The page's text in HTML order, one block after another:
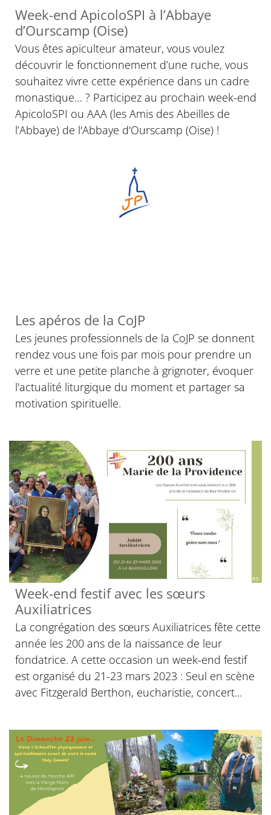
Week-end ApicoloSPI à l’Abbaye
d’Ourscamp (Oise)
Vous êtes apiculteur amateur, vous voulez
découvrir le fonctionnement d’une ruche, vous
souhaitez vivre cette expérience dans un cadre
monastique… ? Participez au prochain week-end
ApicoloSPI ou AAA (les Amis des Abeilles de
l’Abbaye) de l'Abbaye d'Ourscamp (Oise) !
Les apéros de la CoJP
Les jeunes professionnels de la CoJP se donnent
rendez vous une fois par mois pour prendre un
verre et une petite planche à grignoter, évoquer
l'actualité liturgique du moment et partager sa
motivation spirituelle.
© Sœurs Auxiliatrices
Week-end festif avec les sœurs
Auxiliatrices
La congrégation des sœurs Auxiliatrices fête cette
année les 200 ans de la naissance de leur
fondatrice. A cette occasion un week-end festif
est organisé du 21-23 mars 2023 : Seul en scène
avec Fitzgerald Berthon, eucharistie, concert...